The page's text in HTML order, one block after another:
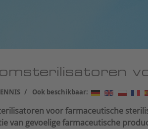
Ook beschikbaar:
voor farmaceutische
van gevoelige farmaceutische